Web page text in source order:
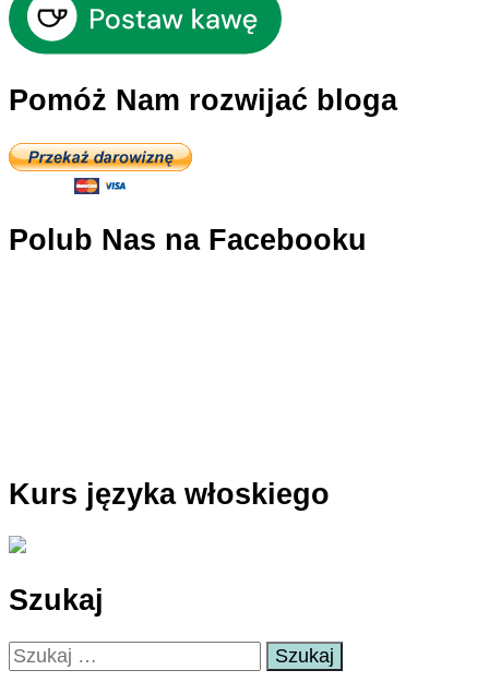
Pomóż Nam rozwijać bloga
Polub Nas na Facebooku
Kurs języka włoskiego
Szukaj
Szukaj: